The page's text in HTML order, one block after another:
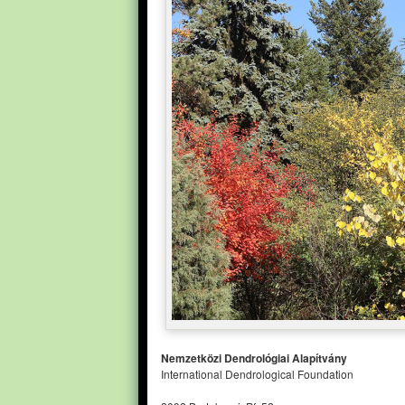
Nemzetközi Dendrológiai Alapítvány
International Dendrological Foundation